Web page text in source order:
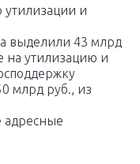
и
выделили 43 млрд
на утилизацию и
млрд руб., из
адресные